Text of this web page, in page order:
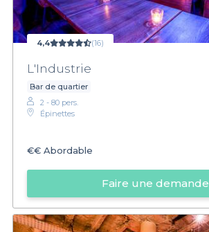
4,4 (16)
L'Industrie
Bar de quartier
2 - 80 pers.
Épinettes
€€ Abordable
Faire une demande